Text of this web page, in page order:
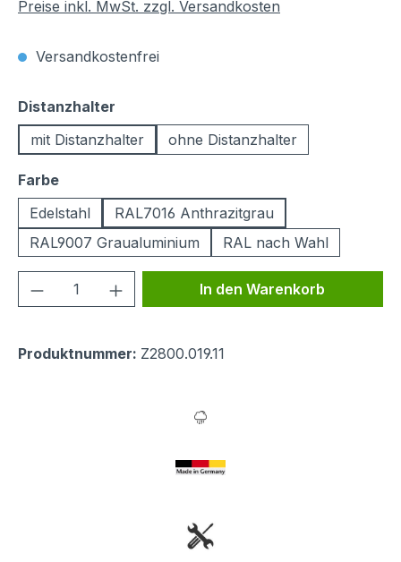
Preise inkl. MwSt. zzgl. Versandkosten
Versandkostenfrei
Distanzhalter
mit Distanzhalter
ohne Distanzhalter
Farbeauswählen
Edelstahl
RAL7016 Anthrazitgrau
RAL9007 Graualuminium
RAL nach Wahl
Produkt Anzahl: Gib denIn den Warenkorb
Produktnummer: Z2800.019.11